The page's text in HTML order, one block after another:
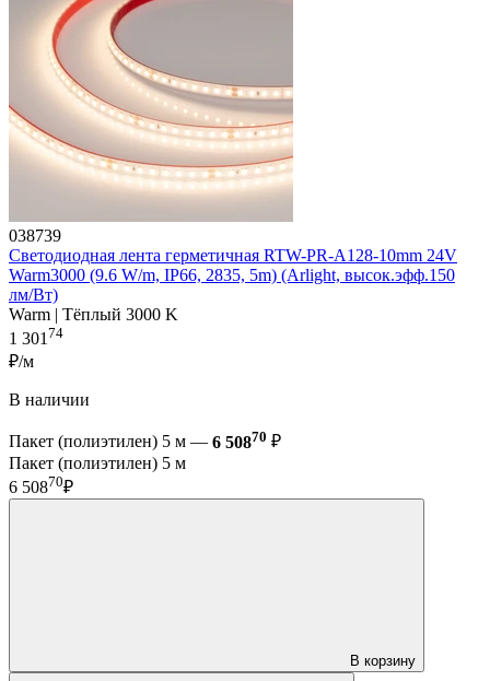
038739
Светодиодная лента герметичная RTW-PR-A128-10mm 24V
Warm3000 (9.6 W/m, IP66, 2835, 5m) (Arlight, высок.эфф.150
лм/Вт)
Warm | Тёплый 3000 K
1 301 74
₽/м
В наличии
Пакет (полиэтилен) 5 м — 6 50870 ₽
Пакет (полиэтилен) 5 м
6 50870₽
В корзину